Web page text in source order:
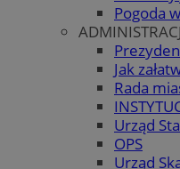
Pogoda
Jak
Rada
Urząd
OPS
Urząd